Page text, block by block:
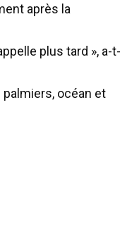
après la
plus tard », a-t-
palmiers, océan et